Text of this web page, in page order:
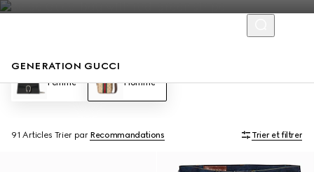
GENERATION GUCCI
Femme Homme
91 Articles Trier par Recommandations Trier et filtrer